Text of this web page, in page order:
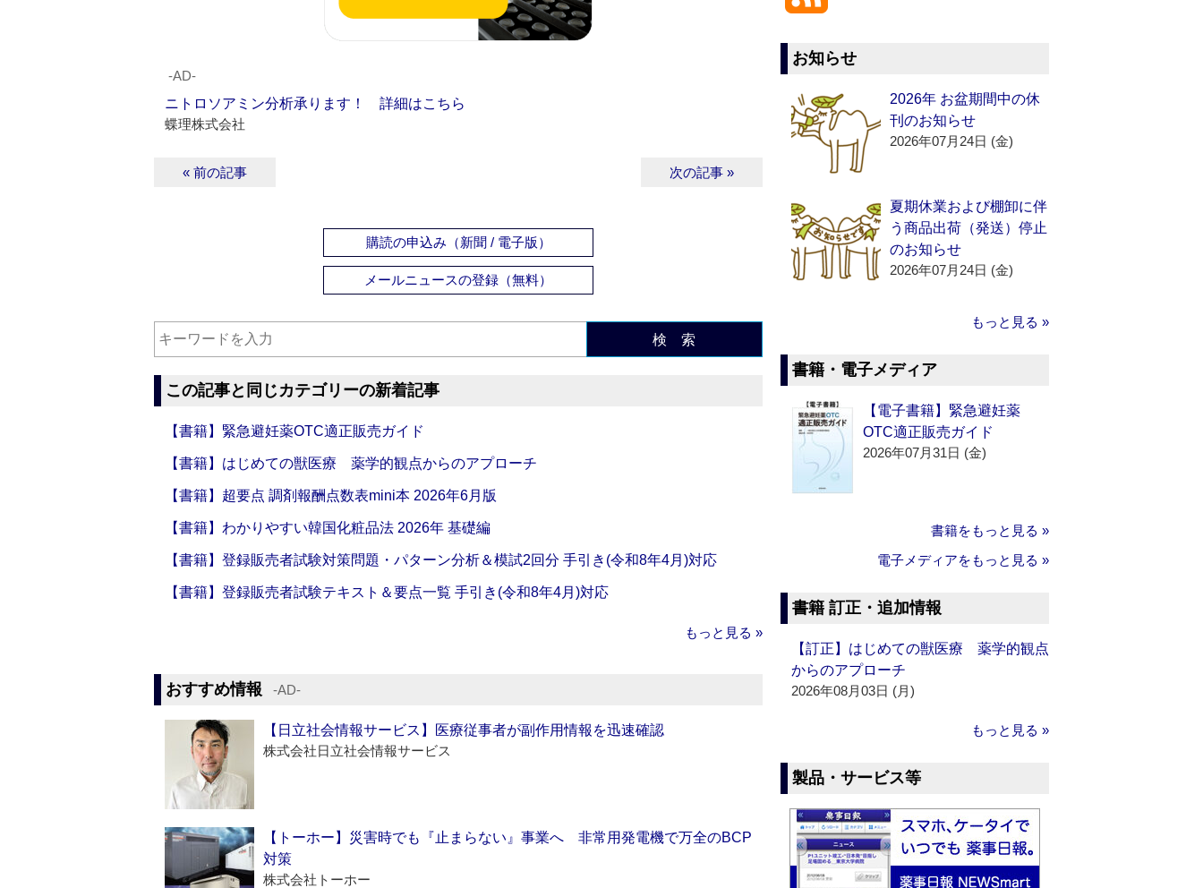
‐AD‐
ニトロソアミン分析承ります！ 詳細はこちら
蝶理株式会社
« 前の記事 次の記事 »
購読の申込み（新聞 / 電子版）
メールニュースの登録（無料）
検 索
この記事と同じカテゴリーの新着記事
【書籍】緊急避妊薬OTC適正販売ガイド
【書籍】はじめての獣医療 薬学的観点からのアプローチ
【書籍】超要点 調剤報酬点数表mini本 2026年6月版
【書籍】わかりやすい韓国化粧品法 2026年 基礎編
【書籍】登録販売者試験対策問題・パターン分析＆模試2回分 手引き(令和8年4月)対応
【書籍】登録販売者試験テキスト＆要点一覧 手引き(令和8年4月)対応
もっと見る »
おすすめ情報 ‐AD‐
【日立社会情報サービス】医療従事者が副作用情報を迅速確認
株式会社日立社会情報サービス
【トーホー】災害時でも『止まらない』事業へ 非常用発電機で万全のBCP
対策
株式会社トーホー
お知らせ
2026年 お盆期間中の休
刊のお知らせ
2026年07月24日 (金)
夏期休業および棚卸に伴
う商品出荷（発送）停止
のお知らせ
2026年07月24日 (金)
もっと見る »
書籍・電子メディア
【電子書籍】緊急避妊薬
OTC適正販売ガイド
2026年07月31日 (金)
書籍をもっと見る »
電子メディアをもっと見る »
書籍 訂正・追加情報
【訂正】はじめての獣医療 薬学的観点
からのアプローチ
2026年08月03日 (月)
もっと見る »
製品・サービス等